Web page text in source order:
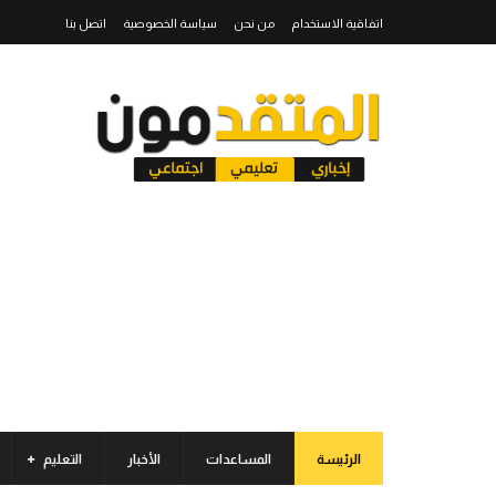
اتفاقية الاستخدام من نحن سياسة الخصوصية اتصل بنا
الرئيسة المساعدات الأخبار التعليم